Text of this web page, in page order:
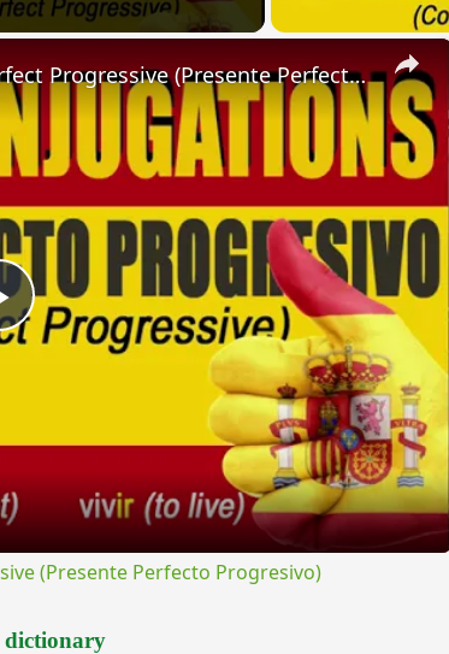
×
SPANISH CONJUGATIONS: Present Perfect Progressive (Presente Perfecto Progresivo)
(Presente Perfecto Progresivo)
dictionary